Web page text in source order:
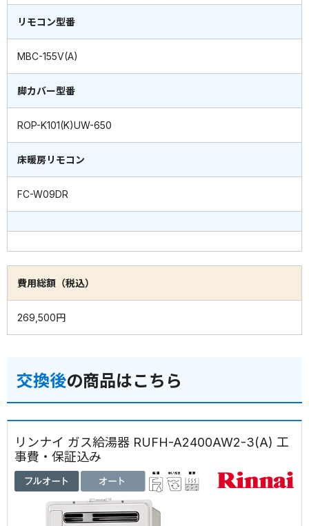
リモコン型番
MBC-155V(A)
脚カバー型番
ROP-K101(K)UW-650
床暖房リモコン
FC-W09DR
費用総額（税込）
269,500円
交換後の商品はこちら
リンナイ ガス給湯器 RUFH-A2400AW2-3(A) 工
事費・保証込み